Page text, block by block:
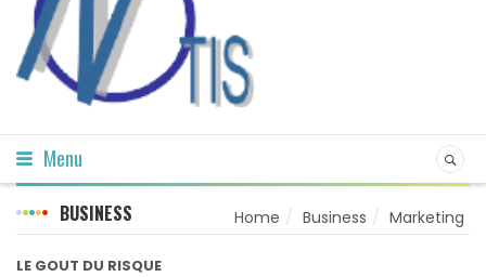
Menu
BUSINESS Home Business Marketing
LE GOUT DU RISQUE